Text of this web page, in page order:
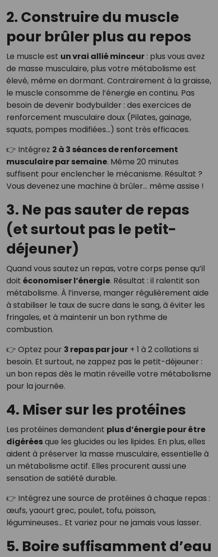
2. Construire du muscle
pour brûler plus au repos
Le muscle est un vrai allié minceur: plus vous avez
de masse musculaire, plus votre métabolisme est
élevé, même en dormant. Contrairement à la graisse,
le muscle consomme de l’énergie en continu. Pas
besoin de devenir bodybuilder : des exercices de
renforcement musculaire doux (Pilates, gainage,
squats, pompes modifiées…) sont très efficaces.
👉 Intégrez 2 à 3 séances de renforcement
musculaire par semaine. Même 20 minutes
suffisent pour enclencher le mécanisme. Résultat ?
Vous devenez une machine à brûler… même assise !
3. Ne pas sauter de repas
(et surtout pas le petit-
déjeuner)
Quand vous sautez un repas, votre corps pense qu’il
doit économiser l’énergie. Résultat : il ralentit son
métabolisme. À l’inverse, manger régulièrement aide
à stabiliser le taux de sucre dans le sang, à éviter les
fringales, et à maintenir un bon rythme de
combustion.
👉 Optez pour 3 repas par jour+ 1 à 2 collations si
besoin. Et surtout, ne zappez pas le petit-déjeuner :
un bon repas dès le matin réveille votre métabolisme
pour la journée.
4. Miser sur les protéines
Les protéines demandent plus d’énergie pour être
digéréesque les glucides ou les lipides. En plus, elles
aident à préserver la masse musculaire, essentielle à
un métabolisme actif. Elles procurent aussi une
sensation de satiété durable.
👉 Intégrez une source de protéines à chaque repas :
œufs, yaourt grec, poulet, tofu, poisson,
légumineuses… Et variez pour ne jamais vous lasser.
5. Boire suffisamment d’eau